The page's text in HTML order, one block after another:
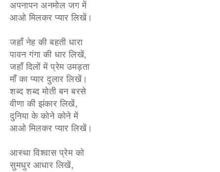
अपनापन अनमोल जग में
आओ मिलकर प्यार लिखें।
जहाँ नेह की बहती धारा
पावन गंगा की धार लिखें,
जहाँ दिलों में प्रेम उमड़ता
माँ का प्यार दुलार लिखें।
शब्द शब्द मोती बन बरसे
वीणा की झंकार लिखें,
दुनिया के कोने कोने में
आओ मिलकर प्यार लिखें।
आस्था विश्वास प्रेम को
सुमधुर आधार लिखें,